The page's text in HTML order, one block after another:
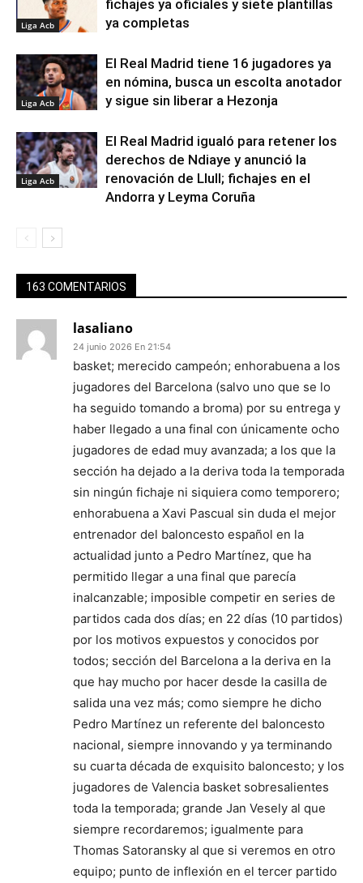
Liga Acb
fichajes ya oficiales y siete plantillas
ya completas
Liga Acb
El Real Madrid tiene 16 jugadores ya
en nómina, busca un escolta anotador
y sigue sin liberar a Hezonja
Liga Acb
El Real Madrid igualó para retener los
derechos de Ndiaye y anunció la
renovación de Llull; fichajes en el
Andorra y Leyma Coruña
163 COMENTARIOS
lasaliano
24 junio 2026 En 21:54
basket; merecido campeón; enhorabuena a los
jugadores del Barcelona (salvo uno que se lo
ha seguido tomando a broma) por su entrega y
haber llegado a una final con únicamente ocho
jugadores de edad muy avanzada; a los que la
sección ha dejado a la deriva toda la temporada
sin ningún fichaje ni siquiera como temporero;
enhorabuena a Xavi Pascual sin duda el mejor
entrenador del baloncesto español en la
actualidad junto a Pedro Martínez, que ha
permitido llegar a una final que parecía
inalcanzable; imposible competir en series de
partidos cada dos días; en 22 días (10 partidos)
por los motivos expuestos y conocidos por
todos; sección del Barcelona a la deriva en la
que hay mucho por hacer desde la casilla de
salida una vez más; como siempre he dicho
Pedro Martínez un referente del baloncesto
nacional, siempre innovando y ya terminando
su cuarta década de exquisito baloncesto; y los
jugadores de Valencia basket sobresalientes
toda la temporada; grande Jan Vesely al que
siempre recordaremos; igualmente para
Thomas Satoransky al que si veremos en otro
equipo; punto de inflexión en el tercer partido